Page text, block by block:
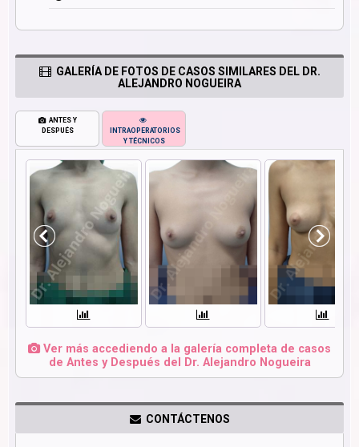
GALERÍA DE FOTOS DE CASOS SIMILARES DEL DR.
ALEJANDRO NOGUEIRA
ANTES Y
DESPUÉS
INTRAOPERATORIOS
Y TÉCNICOS
Ver más accediendo a la galería completa de casos
de Antes y Después del Dr. Alejandro Nogueira
CONTÁCTENOS